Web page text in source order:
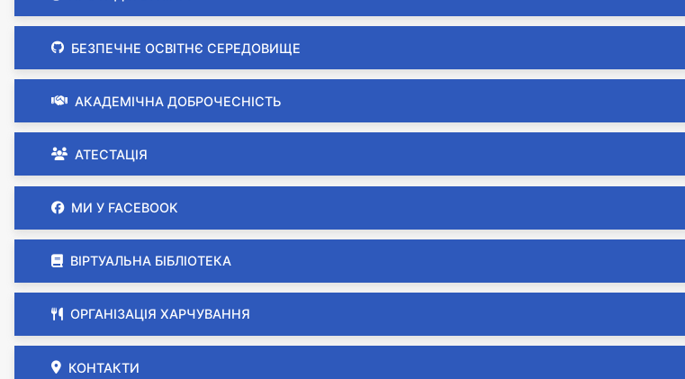
БЕЗПЕЧНЕ ОСВІТНЄ СЕРЕДОВИЩЕ
АКАДЕМІЧНА ДОБРОЧЕСНІСТЬ
АТЕСТАЦІЯ
МИ У FACEBOOK
ВІРТУАЛЬНА БІБЛІОТЕКА
ОРГАНІЗАЦІЯ ХАРЧУВАННЯ
КОНТАКТИ